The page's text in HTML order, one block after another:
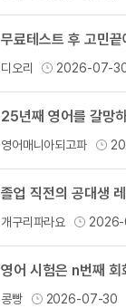
무료테스트 후 고민
디오리 2026-07-
25년째 영어를 갈망
영어매니아되고파
졸업 직전의 공대생
개구리파라요
영어 시험은 n번째
콩빵 2026-07-30